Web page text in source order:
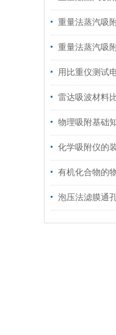
重量法蒸汽吸
雷达吸波材料
物理吸附基础
化学吸附仪的